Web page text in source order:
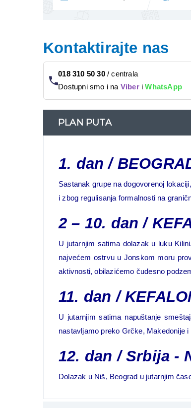
Kontaktirajte nas
018 310 50 30/centrala
Dostupni smo i na ViberiWhatsApp
PLAN PUTA
1. dan /
Sastanak grupe na dogovorenoj
i zbog regulisanja formalnosti na
2 – 10. dan/
U jutarnjim satima dolazak u luku
najvećem ostrvu u Jonskom moru
aktivnosti, obilazićemo čudesno
11. dan/
U jutarnjim satima napuštanje
nastavljamo preko Grčke, Makedonije
12. dan/Srbija -
Dolazak u Niš, Beograd u jutarnjim